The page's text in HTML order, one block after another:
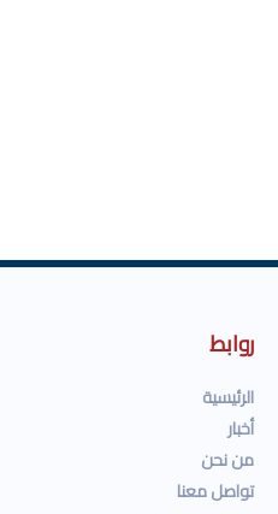
روابط
الرئيسية
أخبار
من نحن
تواصل معنا